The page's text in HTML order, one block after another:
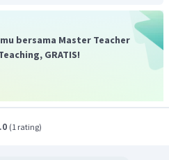
bersama Master Teacher
GRATIS!
(1 rating)